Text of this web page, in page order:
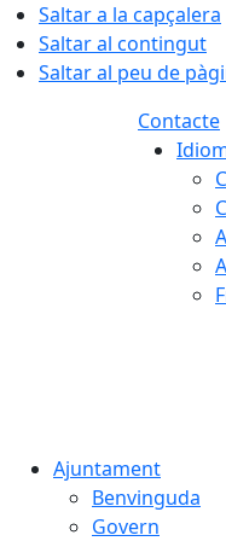
Saltar a la capçalera
Saltar al contingut
Saltar al peu de
Contacte
Ajuntament
Benvinguda
Govern